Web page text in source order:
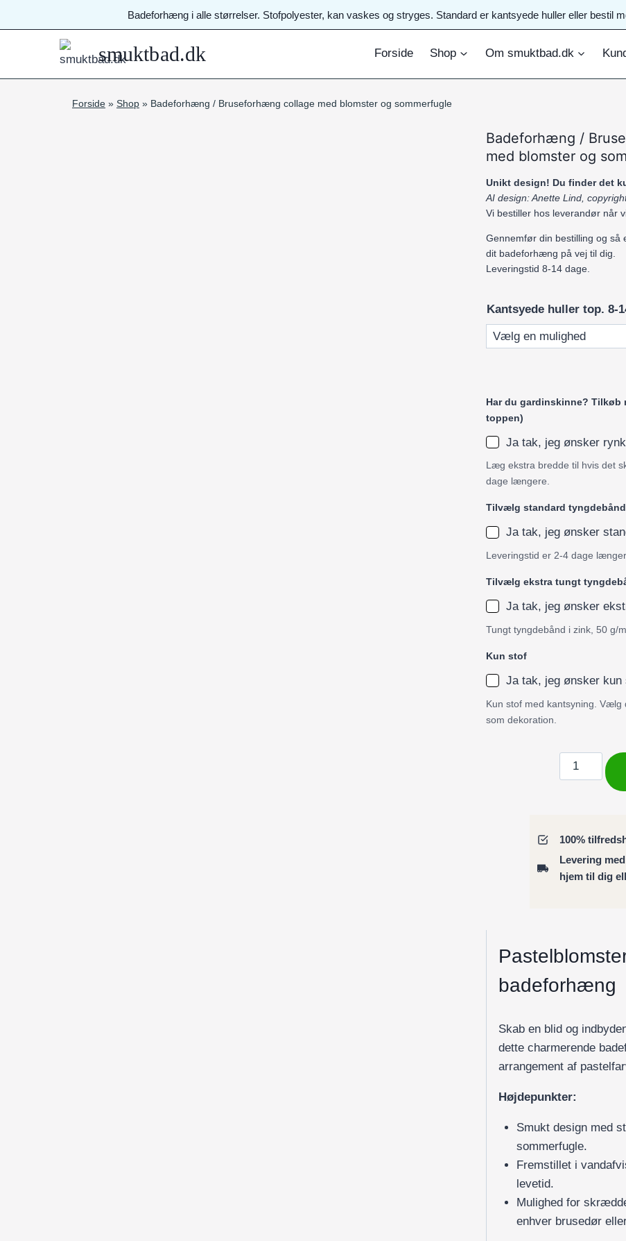
til
Badeforhæng i alle størrelser. Stofpolyester, kan vaskes og stryges. Standard er kantsyede huller eller bestil
smuktbad.dk Forside Shop Om smuktbad.dk
Forside » Shop » Badeforhæng / Bruseforhæng collage med blomster og sommerfugle
Badeforhæng /
med blomster og
Unikt design! Du finder det
AI design: Anette Lind,
Vi bestiller hos leverandør når
Gennemfør din bestilling og så
dit badeforhæng på vej til dig.
Leveringstid 8-14 dage.
Kantsyede huller top. 8-
Har du gardinskinne?
toppen)
Ja tak, jeg ønsker
Læg ekstra bredde til hvis det
dage længere.
Tilvælg standard tyngdebånd
Ja tak, jeg ønsker
Leveringstid er 2-4 dage
Tilvælg ekstra tungt
Ja tak, jeg ønsker
Tungt tyngdebånd i zink, 50 g/
Kun stof
Ja tak, jeg ønsker kun
Kun stof med kantsyning.
som dekoration.
Badeforhæng
/
med
blomster
og
100%
Levering
hjem til dig
badeforhæng
Skab en blid og
dette charmerende
arrangement af
Højdepunkter:
Smukt design med
sommerfugle.
Fremstillet i
levetid.
Mulighed for
enhver brusedør